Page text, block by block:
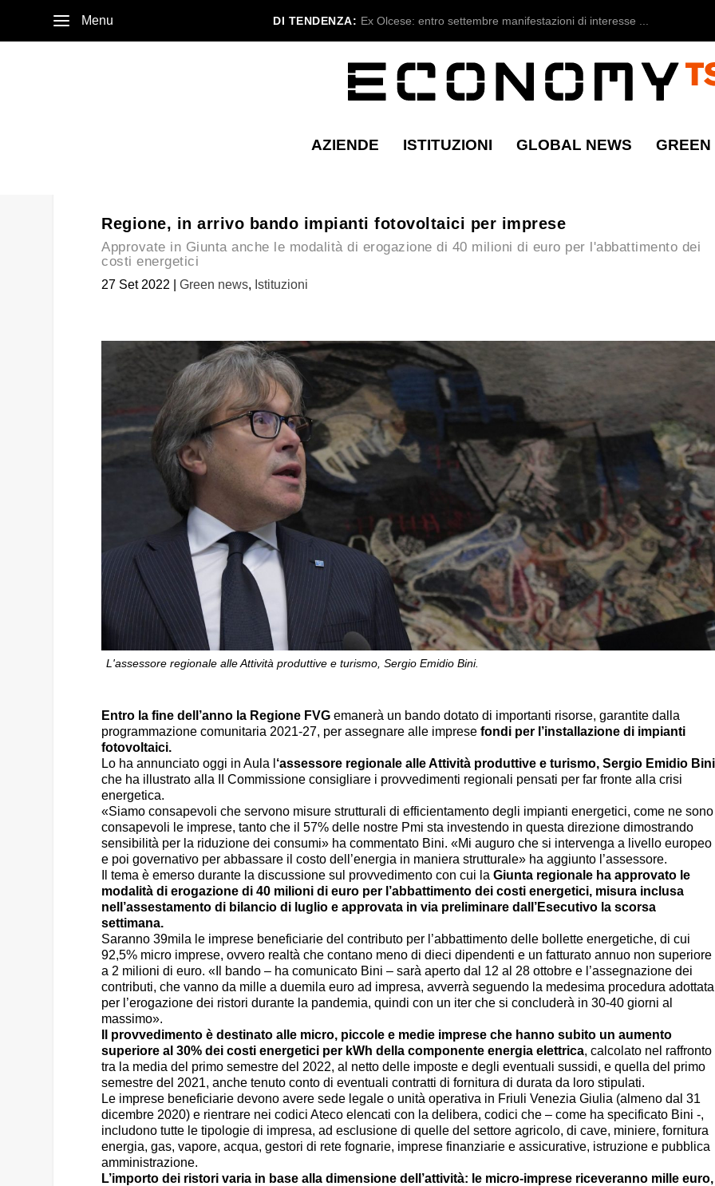
Menu DI TENDENZA: Ex Olcese: entro settembre manifestazioni di interesse ...
AZIENDE ISTITUZIONI GLOBAL NEWS GREEN
Regione, in arrivo bando impianti fotovoltaici per imprese
Approvate in Giunta anche le modalità di erogazione di 40 milioni di euro per l'abbattimento dei
costi energetici
27 Set 2022 |Green news, Istituzioni
L'assessore regionale alle Attività produttive e turismo, Sergio Emidio Bini.
Entro la fine dell’anno la Regione FVG emanerà un bando dotato di importanti risorse, garantite dalla
programmazione comunitaria 2021-27, per assegnare alle impresefondi per l’installazione di impianti
fotovoltaici.
Lo ha annunciato oggi in Aula l ‘assessore regionale alle Attività produttive e turismo, Sergio Emidio Bini
che ha illustrato alla II Commissione consigliare i provvedimenti regionali pensati per far fronte alla crisi
energetica.
«Siamo consapevoli che servono misure strutturali di efficientamento degli impianti energetici, come ne sono
consapevoli le imprese, tanto che il 57% delle nostre Pmi sta investendo in questa direzione dimostrando
sensibilità per la riduzione dei consumi» ha commentato Bini. «Mi auguro che si intervenga a livello europeo
e poi governativo per abbassare il costo dell’energia in maniera strutturale» ha aggiunto l’assessore.
Il tema è emerso durante la discussione sul provvedimento con cui laGiunta regionale ha approvato le
modalità di erogazione di 40 milioni di euro per l’abbattimento dei costi energetici, misura inclusa
nell’assestamento di bilancio di luglio e approvata in via preliminare dall’Esecutivo la scorsa
settimana.
Saranno 39mila le imprese beneficiarie del contributo per l’abbattimento delle bollette energetiche, di cui
92,5% micro imprese, ovvero realtà che contano meno di dieci dipendenti e un fatturato annuo non superiore
a 2 milioni di euro. «Il bando – ha comunicato Bini – sarà aperto dal 12 al 28 ottobre e l’assegnazione dei
contributi, che vanno da mille a duemila euro ad impresa, avverrà seguendo la medesima procedura adottata
per l’erogazione dei ristori durante la pandemia, quindi con un iter che si concluderà in 30-40 giorni al
massimo».
Il provvedimento è destinato alle micro, piccole e medie imprese che hanno subito un aumento
superiore al 30% dei costi energetici per kWh della componente energia elettrica, calcolato nel raffronto
tra la media del primo semestre del 2022, al netto delle imposte e degli eventuali sussidi, e quella del primo
semestre del 2021, anche tenuto conto di eventuali contratti di fornitura di durata da loro stipulati.
Le imprese beneficiarie devono avere sede legale o unità operativa in Friuli Venezia Giulia (almeno dal 31
dicembre 2020) e rientrare nei codici Ateco elencati con la delibera, codici che – come ha specificato Bini -,
includono tutte le tipologie di impresa, ad esclusione di quelle del settore agricolo, di cave, miniere, fornitura
energia, gas, vapore, acqua, gestori di rete fognarie, imprese finanziarie e assicurative, istruzione e pubblica
amministrazione.
L’importo dei ristori varia in base alla dimensione dell’attività: le micro-imprese riceveranno mille euro,